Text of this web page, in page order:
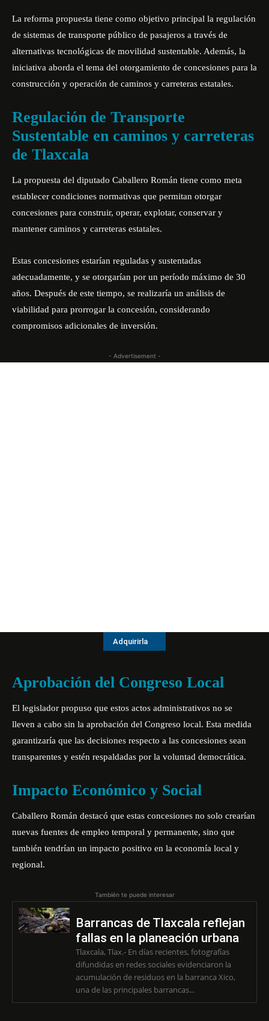
La reforma propuesta tiene como objetivo principal la regulación
de sistemas de transporte público de pasajeros a través de
alternativas tecnológicas de movilidad sustentable. Además, la
iniciativa aborda el tema del otorgamiento de concesiones para la
construcción y operación de caminos y carreteras estatales.
Regulación de Transporte
Sustentable en caminos y carreteras
de Tlaxcala
La propuesta del diputado Caballero Román tiene como meta
establecer condiciones normativas que permitan otorgar
concesiones para construir, operar, explotar, conservar y
mantener caminos y carreteras estatales.
Estas concesiones estarían reguladas y sustentadas
adecuadamente, y se otorgarían por un período máximo de 30
años. Después de este tiempo, se realizaría un análisis de
viabilidad para prorrogar la concesión, considerando
compromisos adicionales de inversión.
- Advertisement -
Adquirirla
Aprobación del Congreso Local
El legislador propuso que estos actos administrativos no se
lleven a cabo sin la aprobación del Congreso local. Esta medida
garantizaría que las decisiones respecto a las concesiones sean
transparentes y estén respaldadas por la voluntad democrática.
Impacto Económico y Social
Caballero Román destacó que estas concesiones no solo crearían
nuevas fuentes de empleo temporal y permanente, sino que
también tendrían un impacto positivo en la economía local y
regional.
También te puede interesar
Barrancas de Tlaxcala reflejan
fallas en la planeación urbana
Tlaxcala, Tlax.- En días recientes, fotografías
difundidas en redes sociales evidenciaron la
acumulación de residuos en la barranca Xico,
una de las principales barrancas...